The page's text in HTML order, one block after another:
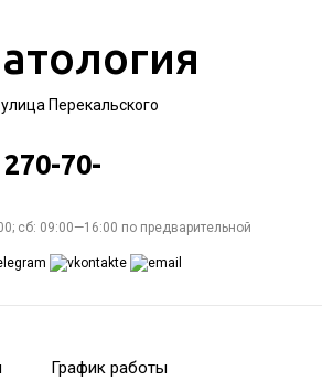
Перекальского
70-
сб: 09:00—16:00 по предварительной
График работы